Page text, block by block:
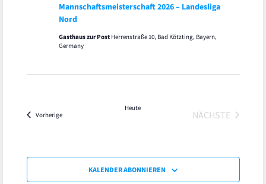
Mannschaftsmeisterschaft 2026 – Landesliga
Nord
Gasthaus zur Post Herrenstraße 10, Bad Kötzting, Bayern,
Germany
VorherigeVeranstaltungen
Heute
NÄCHSTE
KALENDER ABONNIEREN